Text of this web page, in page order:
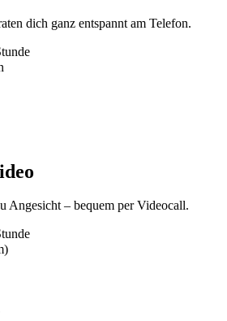
dich ganz entspannt am Telefon.
Angesicht – bequem per Videocall.